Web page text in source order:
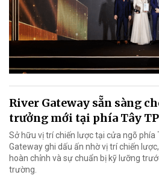
River Gateway sẵn sàng
trưởng mới tại phía Tây
Sở hữu vị trí chiến lược tại cửa ngõ phía
Gateway ghi dấu ấn nhờ vị trí chiến
hoàn chỉnh và sự chuẩn bị kỹ lưỡng
trường.